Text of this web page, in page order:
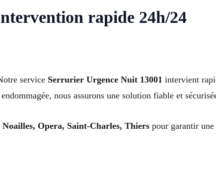
rapide 24h/24
service Serrurier Urgence Nuit 13001 intervient
nous assurons une solution fiable et
Opera, Saint-Charles, Thiers pour garantir une